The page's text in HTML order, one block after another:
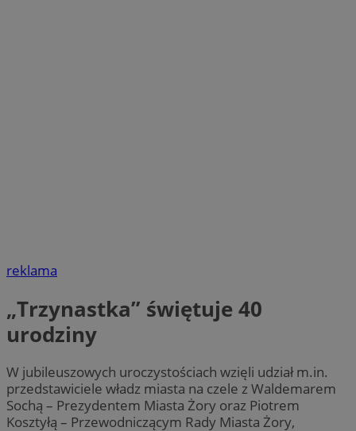
reklama
„Trzynastka” świętuje 40
urodziny
W jubileuszowych uroczystościach wzięli udział m.in.
przedstawiciele władz miasta na czele z Waldemarem
Sochą – Prezydentem Miasta Żory oraz Piotrem
Kosztyłą – Przewodniczącym Rady Miasta Żory,